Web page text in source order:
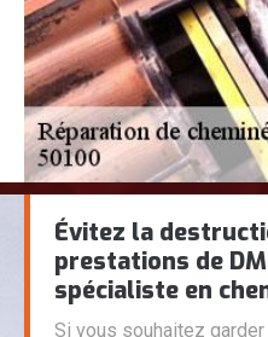
Évitez la
prestations de
spécialiste en
Si vous souhaitez